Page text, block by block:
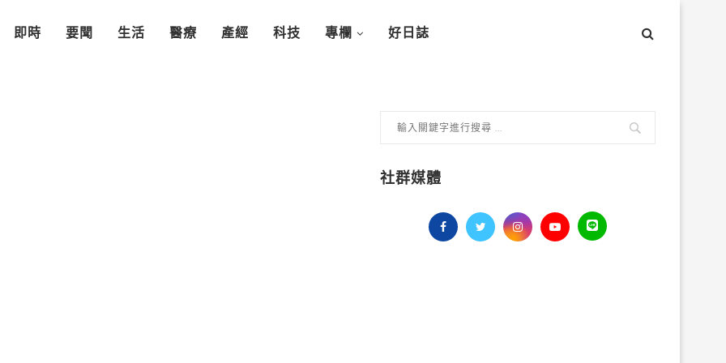
即時 要聞 生活 醫療 產經 科技 專欄 好日誌
社群媒體